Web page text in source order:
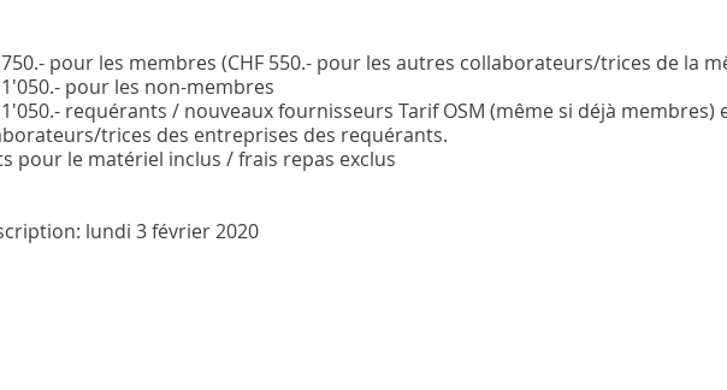
750.- pour les membres (CHF 550.- pour les autres collaborateurs/trices de la
1'050.- pour les non-membres
1'050.- requérants / nouveaux fournisseurs Tarif OSM (même si déjà membres)
trices des entreprises des requérants.
pour le matériel inclus / frais repas exclus
lundi 3 février 2020